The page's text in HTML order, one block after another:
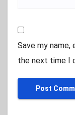
Save my
the next time I